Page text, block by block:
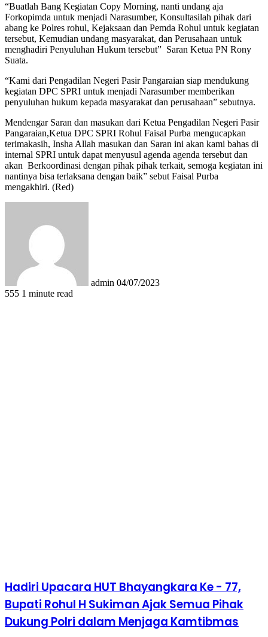
“Buatlah Bang Kegiatan Copy Morning, nanti undang aja
Forkopimda untuk menjadi Narasumber, Konsultasilah pihak dari
abang ke Polres rohul, Kejaksaan dan Pemda Rohul untuk kegiatan
tersebut, Kemudian undang masyarakat, dan Perusahaan untuk
menghadiri Penyuluhan Hukum tersebut” Saran Ketua PN Rony
Suata.
“Kami dari Pengadilan Negeri Pasir Pangaraian siap mendukung
kegiatan DPC SPRI untuk menjadi Narasumber memberikan
penyuluhan hukum kepada masyarakat dan perusahaan” sebutnya.
Mendengar Saran dan masukan dari Ketua Pengadilan Negeri Pasir
Pangaraian,Ketua DPC SPRI Rohul Faisal Purba mengucapkan
terimakasih, Insha Allah masukan dan Saran ini akan kami bahas di
internal SPRI untuk dapat menyusul agenda agenda tersebut dan
akan Berkoordinasi dengan pihak pihak terkait, semoga kegiatan ini
nantinya bisa terlaksana dengan baik” sebut Faisal Purba
mengakhiri. (Red)
admin 04/07/2023
555 1 minute read
Hadiri Upacara HUT Bhayangkara Ke - 77,
Bupati Rohul H Sukiman Ajak Semua Pihak
Dukung Polri dalam Menjaga Kamtibmas